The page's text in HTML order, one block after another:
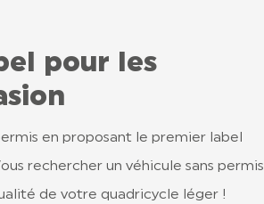
pour les
en proposant le premier label
rechercher un véhicule sans permis
de votre quadricycle léger !